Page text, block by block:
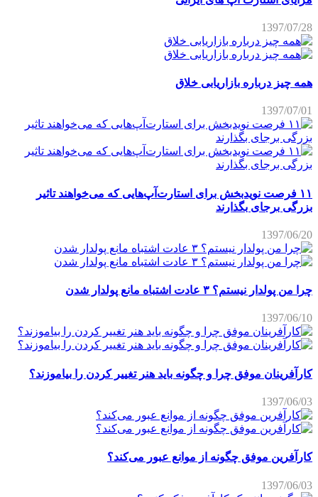
1397/07/28
همه چیز درباره بازاریابی خلاق
1397/07/01
۱۱ فرصت نویدبخش برای استارت‌آپ‌هایی که می‌خواهند تاثیر
بزرگی برجای بگذارند
1397/06/20
چرا من پولدار نیستم؟ ۳ عادت اشتباه مانع پولدار شدن
1397/06/10
کارآفرینان موفق چرا و چگونه باید هنر تغییر کردن را بیاموزند؟
1397/06/03
کارآفرین موفق چگونه از موانع عبور می‌کند؟
1397/06/03